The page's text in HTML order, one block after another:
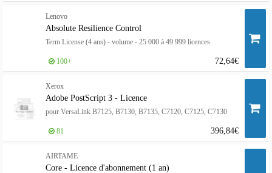
Lenovo
Absolute Resilience Control
Term License (4 ans) - volume - 25 000 à 49 999 licences
72,64€
100+
Xerox
Adobe PostScript 3 - Licence
pour VersaLink B7125, B7130, B7135, C7120, C7125, C7130
396,84€
81
AIRTAME
Core - Licence d'abonnement (1 an)